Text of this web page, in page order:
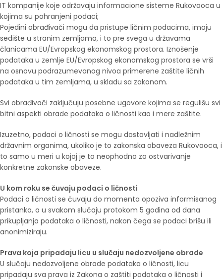
IT kompanije koje održavaju informacione sisteme Rukovaoca u
kojima su pohranjeni podaci;
Pojedini obrađivači mogu da pristupe ličnim podacima, imaju
sedište u stranim zemljama, i to pre svega u državama
članicama EU/Evropskog ekonomskog prostora. Iznošenje
podataka u zemlje EU/Evropskog ekonomskog prostora se vrši
na osnovu podrazumevanog nivoa primerene zaštite ličnih
podataka u tim zemljama, u skladu sa zakonom.
Svi obrađivači zaključuju posebne ugovore kojima se regulišu svi
bitni aspekti obrade podataka o ličnosti kao i mere zaštite.
Izuzetno, podaci o ličnosti se mogu dostavljati i nadležnim
državnim organima, ukoliko je to zakonska obaveza Rukovaoca, i
to samo u meri u kojoj je to neophodno za ostvarivanje
konkretne zakonske obaveze.
U kom roku se čuvaju podaci o ličnosti
Podaci o ličnosti se čuvaju do momenta opoziva informisanog
pristanka, a u svakom slučaju protokom 5 godina od dana
prikupljanja podataka o ličnosti, nakon čega se podaci brišu ili
anonimiziraju.
Prava koja pripadaju licu u slučaju nedozvoljene obrade
U slučaju nedozvoljene obrade podataka o ličnosti, licu
pripadaju sva prava iz Zakona o zaštiti podataka o ličnosti i